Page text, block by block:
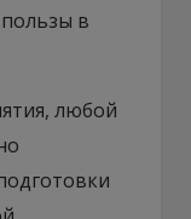
в
любой